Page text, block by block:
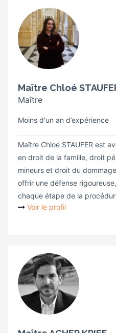
Maître Chloé
Maître
Moins d'un an d’expérience
Maître Chloé STAUFER est
en droit de la famille, droit
mineurs et droit du
offrir une défense
chaque étape de la
Voir le profil